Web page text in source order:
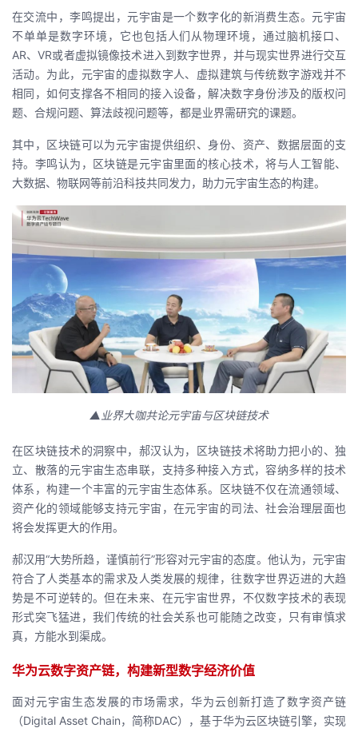
证
实
验
的
收
藏
持
建
议
在交流中，李鸣提出，元宇宙是一个数字化的新消费生态。元宇宙
不单单是数字环境，它也包括人们从物理环境，通过脑机接口、
AR、VR或者虚拟镜像技术进入到数字世界，并与现实世界进行交互
活动。为此，元宇宙的虚拟数字人、虚拟建筑与传统数字游戏并不
相同，如何支撑各不相同的接入设备，解决数字身份涉及的版权问
题、合规问题、算法歧视问题等，都是业界需研究的课题。
其中，区块链可以为元宇宙提供组织、身份、资产、数据层面的支
持。李鸣认为，区块链是元宇宙里面的核心技术，将与人工智能、
大数据、物联网等前沿科技共同发力，助力元宇宙生态的构建。
▲业界大咖共论元宇宙与区块链技术
在区块链技术的洞察中，郝汉认为，区块链技术将助力把小的、独
立、散落的元宇宙生态串联，支持多种接入方式，容纳多样的技术
体系，构建一个丰富的元宇宙生态体系。区块链不仅在流通领域、
资产化的领域能够支持元宇宙，在元宇宙的司法、社会治理层面也
将会发挥更大的作用。
郝汉用“大势所趋，谨慎前行”形容对元宇宙的态度。他认为，元宇宙
符合了人类基本的需求及人类发展的规律，往数字世界迈进的大趋
势是不可逆转的。但在未来、在元宇宙世界，不仅数字技术的表现
形式突飞猛进，我们传统的社会关系也可能随之改变，只有审慎求
真，方能水到渠成。
华为云数字资产链，构建新型数字经济价值
面对元宇宙生态发展的市场需求，华为云创新打造了数字资产链
（Digital Asset Chain，简称DAC），基于华为云区块链引擎，实现